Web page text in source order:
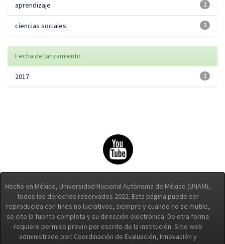
1
aprendizaje
1
ciencias sociales
Fecha de lanzamiento
1
2017
Hecho en México, Universidad Nacional Autónoma de México (UNAM),
todos los derechos reservados 2022. Esta página puede ser
reproducida con fines no lucrativos, siempre y cuando no se mutile,
se cite la fuente completa y su dirección electrónica. De otra forma
requiere permiso previo por escrito de la institución. Sitio web
administrado por: Coordinación de Evaluación, Innovación y